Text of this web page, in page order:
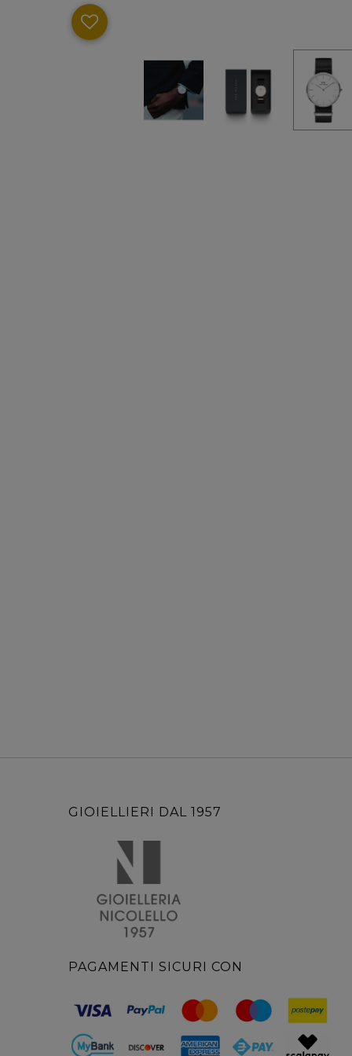
GIOIELLIERI DAL 1957
PAGAMENTI SICURI CON